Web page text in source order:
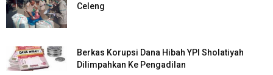
Celeng
Berkas Korupsi Dana Hibah YPI Sholatiyah
Dilimpahkan Ke Pengadilan